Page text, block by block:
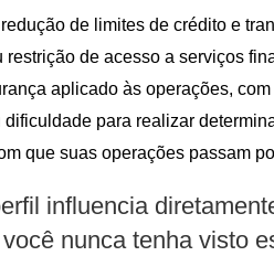
de limites de crédito e
restrição de acesso a serviços
aplicado às operações,
dificuldade para realizar
que suas operações passam
influencia
nunca tenha visto